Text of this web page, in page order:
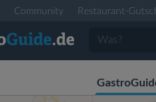
Community Restaurant-